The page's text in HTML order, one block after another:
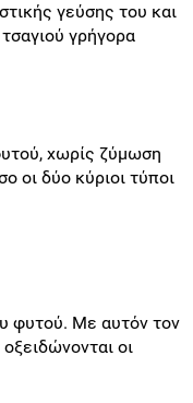
γεύσης του και
γρήγορα
χωρίς ζύμωση
οι δύο κύριοι τύποι
φυτού. Με αυτόν τον
οι